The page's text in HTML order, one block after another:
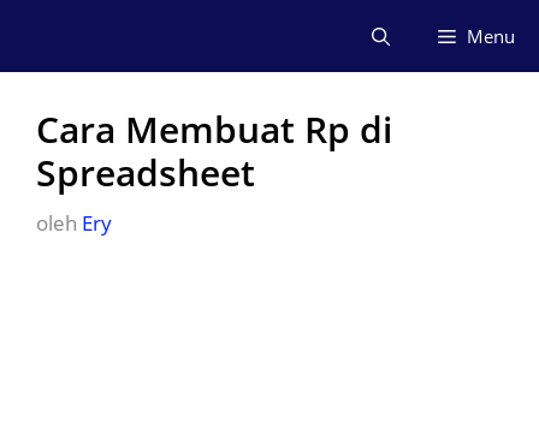
isi
Menu
Cara Membuat Rp di
Spreadsheet
oleh Ery